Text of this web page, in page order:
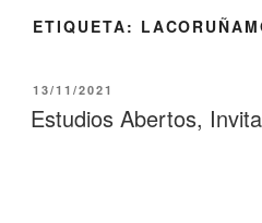
ETIQUETA:
PUBLICADO
EL
13/11/2021
Estudios Abertos,